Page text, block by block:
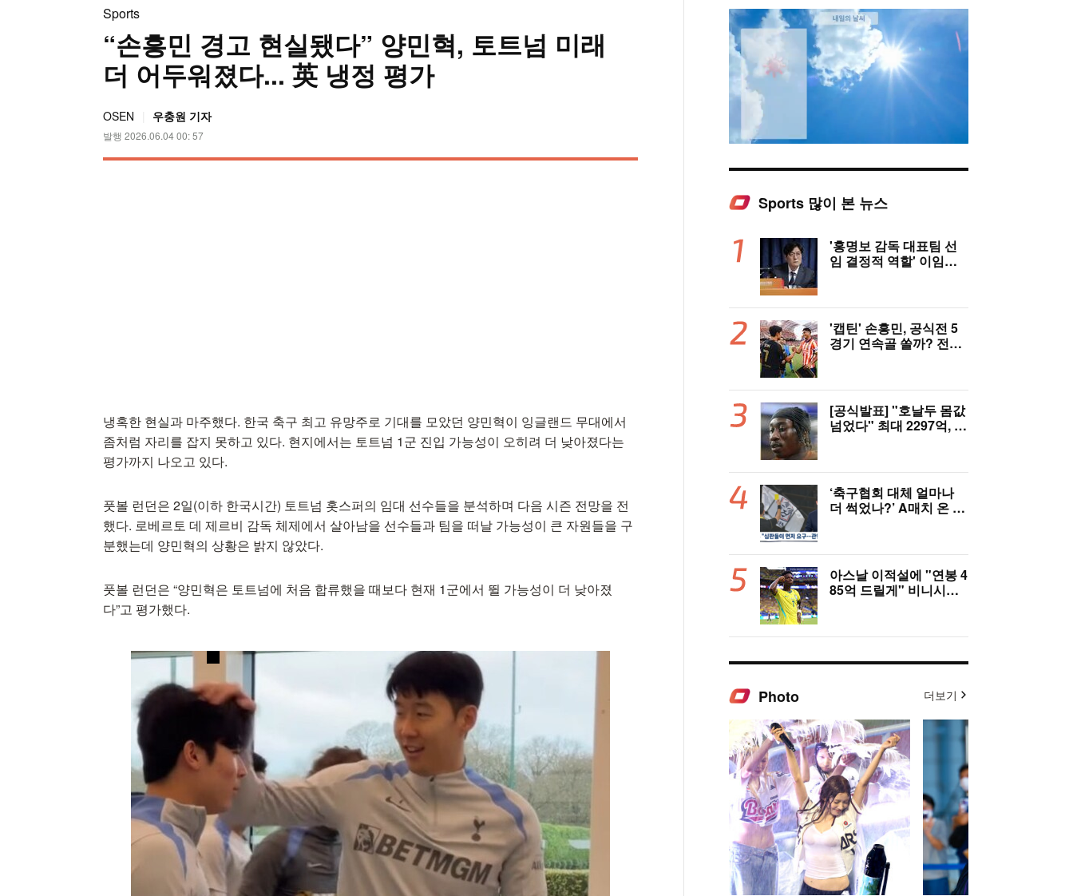
Sports
“손흥민 경고 현실됐다” 양민혁, 토트넘 미래
더 어두워졌다... 英 냉정 평가
OSEN 우충원 기자
발행 2026.06.04 00: 57
냉혹한 현실과 마주했다. 한국 축구 최고 유망주로 기대를 모았던 양민혁이 잉글랜드 무대에서
좀처럼 자리를 잡지 못하고 있다. 현지에서는 토트넘 1군 진입 가능성이 오히려 더 낮아졌다는
평가까지 나오고 있다.
풋볼 런던은 2일(이하 한국시간) 토트넘 홋스퍼의 임대 선수들을 분석하며 다음 시즌 전망을 전
했다. 로베르토 데 제르비 감독 체제에서 살아남을 선수들과 팀을 떠날 가능성이 큰 자원들을 구
분했는데 양민혁의 상황은 밝지 않았다.
풋볼 런던은 “양민혁은 토트넘에 처음 합류했을 때보다 현재 1군에서 뛸 가능성이 더 낮아졌
다”고 평가했다.
Sports 많이 본 뉴스
'홍명보 감독 대표팀 선
임 결정적 역할' 이임생
와 법정 공방 나선다
'캡틴' 손흥민, 공식전 5
경기 연속골 쏠까? 전반
1 전반 종료
[공식발표] "호날두 몸값
넘었다" 최대 2297억, 초
다..."구단 역사상 가장
비싼 영입"
‘축구협회 대체 얼마나
더 썩었나?’ A매치 온 외
않겠나?”
아스날 이적설에 "연봉 4
85억 드릴게" 비니시우
Photo 더보기